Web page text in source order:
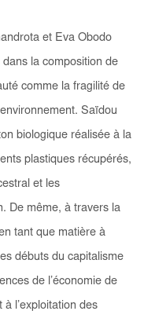
et Eva Obodo
la composition de
comme la fragilité de
Saïdou
biologique réalisée à la
plastiques récupérés,
et les
De même, à travers la
tant que matière à
débuts du capitalisme
de l’économie de
l’exploitation des